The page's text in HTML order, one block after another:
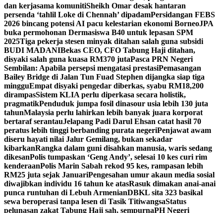
dan kerjasama komunitiSheikh Omar desak hantaran
persenda ‘tahlil Loke di Chennah’ dipadamPersidangan FEBS
2026 bincang potensi AI pacu kelestarian ekonomi BorneoJPA
buka permohonan Dermasiswa B40 untuk lepasan SPM
2025Tiga pekerja stesen minyak ditahan salah guna subsidi
BUDI MADANIBekas CEO, CFO Tabung Haji ditahan,
disyaki salah guna kuasa RM370 jutaPasca PRN Negeri
Sembilan: Apabila persepsi mengatasi prestasiPemasangan
Bailey Bridge di Jalan Tun Fuad Stephen dijangka siap tiga
mingguEmpat disyaki pengedar diberkas, syabu RM18,200
dirampasSistem KLIA perlu diperkasa secara holistik,
pragmatikPenduduk jumpa fosil dinasour usia lebih 130 juta
tahunMalaysia perlu lahirkan lebih banyak juara korporat
bertaraf serantauJelapang Padi Darul Ehsan catat hasil 70
peratus lebih tinggi berbanding purata negeriPenjawat awam
diseru hayati nilai Jalur Gemilang, bukan sekadar
kibarkanRangka dalam guni disahkan manusia, waris sedang
dikesanPolis tumpaskan ‘Geng Andy’, selesai 10 kes curi rim
kenderaanPolis Marin Sabah rekod 95 kes, rampasan lebih
RM25 juta sejak JanuariPengesahan umur akaun media sosial
diwajibkan individu 16 tahun ke atasRasuk dimakan anai-anai
punca runtuhan di Lebuh ArmenianDBKL sita 323 basikal
sewa beroperasi tanpa lesen di Tasik TitiwangsaStatus
pelunasan zakat Tabung Haji sah, sempurnaPH Negeri